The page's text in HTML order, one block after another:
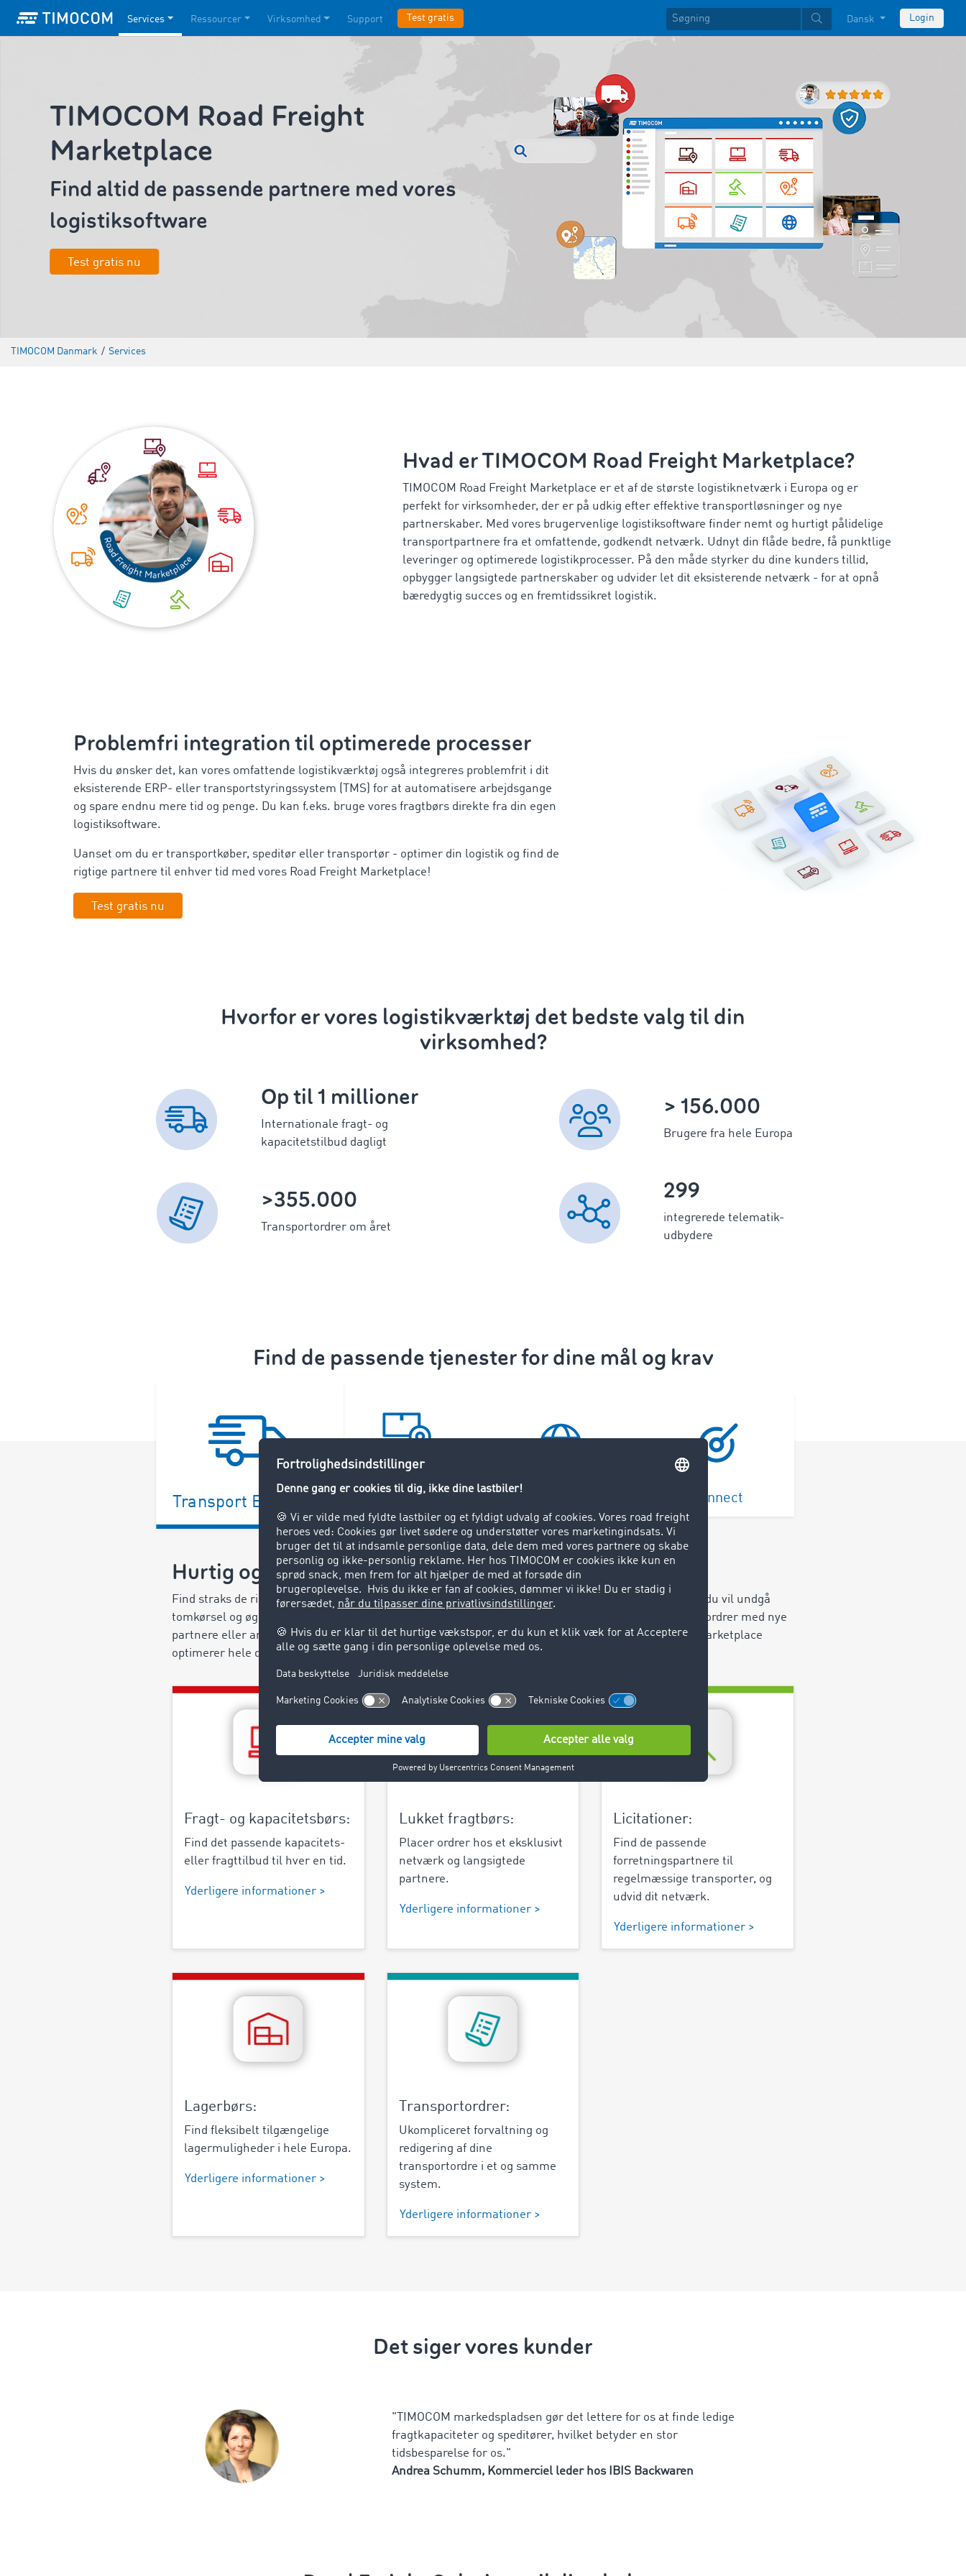
Services Ressourcer Virksomhed Support Test gratis Dansk Login
TIMOCOM Road Freight
Marketplace
Find altid de passende partnere med vores
logistiksoftware
Test gratis nu
TIMOCOM Danmark / Services
Hvad er TIMOCOM Road Freight Marketplace?
TIMOCOM Road Freight Marketplace er et af de største logistiknetværk i Europa og er
perfekt for virksomheder, der er på udkig efter effektive transportløsninger og nye
partnerskaber. Med vores brugervenlige logistiksoftware finder nemt og hurtigt pålidelige
transportpartnere fra et omfattende, godkendt netværk. Udnyt din flåde bedre, få punktlige
leveringer og optimerede logistikprocesser. På den måde styrker du dine kunders tillid,
opbygger langsigtede partnerskaber og udvider let dit eksisterende netværk - for at opnå
bæredygtig succes og en fremtidssikret logistik.
Problemfri integration til optimerede processer
Hvis du ønsker det, kan vores omfattende logistikværktøj også integreres problemfrit i dit
eksisterende ERP- eller transportstyringssystem (TMS) for at automatisere arbejdsgange
og spare endnu mere tid og penge. Du kan f.eks. bruge vores fragtbørs direkte fra din egen
logistiksoftware.
Uanset om du er transportkøber, speditør eller transportør - optimer din logistik og find de
rigtige partnere til enhver tid med vores Road Freight Marketplace!
Test gratis nu
Hvorfor er vores logistikværktøj det bedste valg til din
virksomhed?
Op til 1 millioner
Internationale fragt- og
kapacitetstilbud dagligt
> 156.000
Brugere fra hele Europa
>355.000
Transportordrer om året
299
integrerede telematik-
udbydere
Find de passende tjenester for dine mål og krav
Transport Exchange
Visibility
Connect
Hurtig og nem placering af ordrer
Find straks de rigtige partnere til dine transportordrer i et af de største logistiknetværk. Uanset om du vil undgå
tomkørsel og øge din kapacitetsudnyttelse, udligne sæsonbestemte spidsbelastninger og spontane ordrer med nye
partnere eller arbejde endnu mere effektivt med eksisterende serviceudbydere: Med Road Freight Marketplace
optimerer hele din transportlogistik.
Fragt- og kapacitetsbørs:
Find det passende kapacitets-
eller fragttilbud til hver en tid.
Yderligere informationer >
Lukket fragtbørs:
Placer ordrer hos et eksklusivt
netværk og langsigtede
partnere.
Yderligere informationer >
Licitationer:
Find de passende
forretningspartnere til
regelmæssige transporter, og
udvid dit netværk.
Yderligere informationer >
Lagerbørs:
Find fleksibelt tilgængelige
lagermuligheder i hele Europa.
Yderligere informationer >
Transportordrer:
Ukompliceret forvaltning og
redigering af dine
transportordre i et og samme
system.
Yderligere informationer >
Det siger vores kunder
"TIMOCOM markedspladsen gør det lettere for os at finde ledige
fragtkapaciteter og speditører, hvilket betyder en stor
tidsbesparelse for os."
Andrea Schumm, Kommerciel leder hos IBIS Backwaren